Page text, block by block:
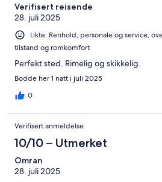
Verifisert reisende
28. juli 2025
Likte: Renhold, personale og service,
tilstand og romkomfort
Perfekt sted. Rimelig og skikkelig.
Bodde her 1 natt i juli 2025
0
Verifisert anmeldelse
10/10 – Utmerket
Omran
28. juli 2025